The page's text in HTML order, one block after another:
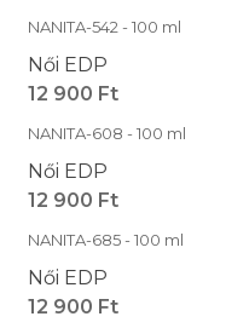
NANITA-542 - 100 ml
Női EDP
12 900 Ft
NANITA-608 - 100 ml
Női EDP
12 900 Ft
NANITA-685 - 100 ml
Női EDP
12 900 Ft